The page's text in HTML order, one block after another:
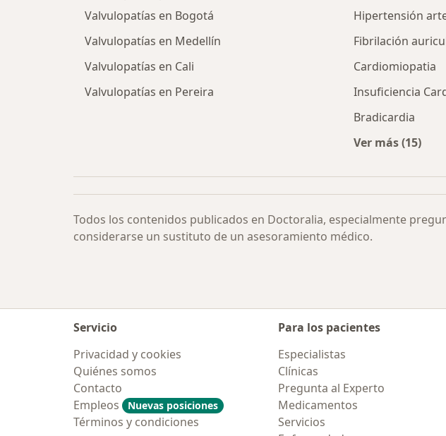
Valvulopatías en Bogotá
Valvulopatías en Medellín
Valvulopatías en Cali
Valvulopatías en Pereira
Hipertensión
Fibrilación
Cardiomiopatia
Insuficiencia
Bradicardia
Ver más (15)
Todos los contenidos publicados en Doctoralia, especialmente
considerarse un sustituto de un asesoramiento médico.
Servicio
Privacidad y cookies
Quiénes somos
Contacto
Empleos
Nuevas posiciones
Términos y condiciones
Para los pacientes
Especialistas
Clínicas
Pregunta al Experto
Medicamentos
Servicios